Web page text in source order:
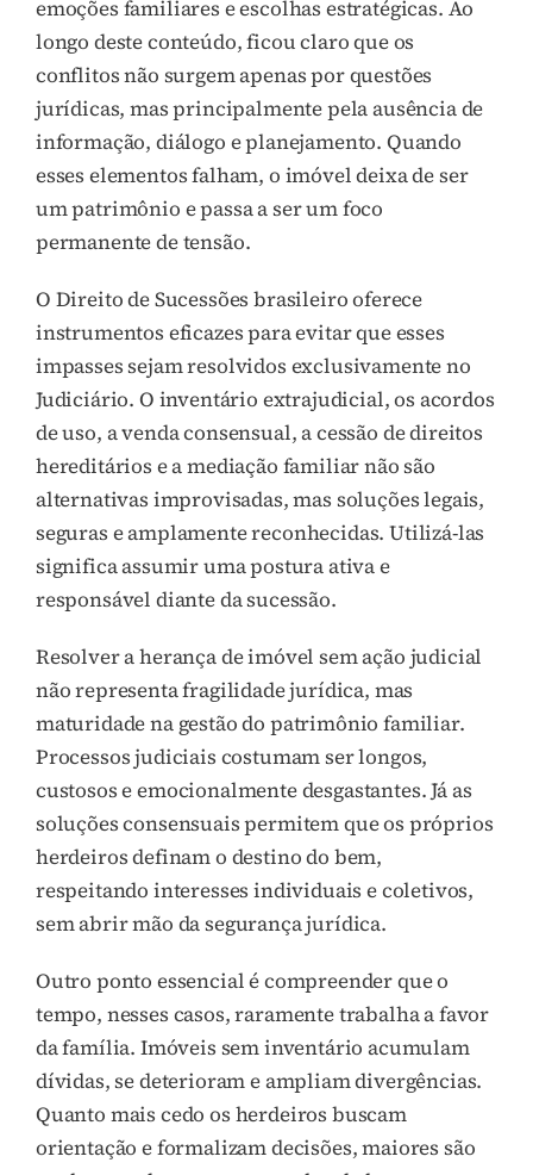
emoções familiares e escolhas estratégicas. Ao
longo deste conteúdo, ficou claro que os
conflitos não surgem apenas por questões
jurídicas, mas principalmente pela ausência de
informação, diálogo e planejamento. Quando
esses elementos falham, o imóvel deixa de ser
um patrimônio e passa a ser um foco
permanente de tensão.
O Direito de Sucessões brasileiro oferece
instrumentos eficazes para evitar que esses
impasses sejam resolvidos exclusivamente no
Judiciário. O inventário extrajudicial, os acordos
de uso, a venda consensual, a cessão de direitos
hereditários e a mediação familiar não são
alternativas improvisadas, mas soluções legais,
seguras e amplamente reconhecidas. Utilizá-las
significa assumir uma postura ativa e
responsável diante da sucessão.
Resolver a herança de imóvel sem ação judicial
não representa fragilidade jurídica, mas
maturidade na gestão do patrimônio familiar.
Processos judiciais costumam ser longos,
custosos e emocionalmente desgastantes. Já as
soluções consensuais permitem que os próprios
herdeiros definam o destino do bem,
respeitando interesses individuais e coletivos,
sem abrir mão da segurança jurídica.
Outro ponto essencial é compreender que o
tempo, nesses casos, raramente trabalha a favor
da família. Imóveis sem inventário acumulam
dívidas, se deterioram e ampliam divergências.
Quanto mais cedo os herdeiros buscam
orientação e formalizam decisões, maiores são